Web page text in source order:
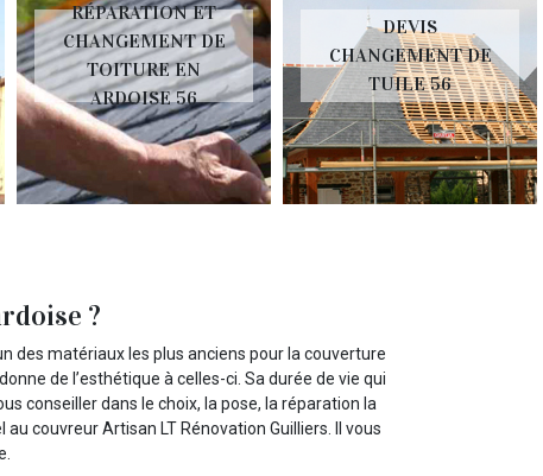
RÉPARATION ET
CHANGEMENT DE
TOITURE EN
ARDOISE 56
DEVIS
CHANGEMENT DE
TUILE 56
?
des matériaux les plus anciens pour la couverture
de l’esthétique à celles-ci. Sa durée de vie qui
conseiller dans le choix, la pose, la réparation la
couvreur Artisan LT Rénovation Guilliers. Il vous